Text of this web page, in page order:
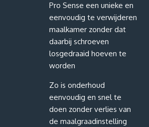
Pro Sense een unieke en
eenvoudig te verwijderen
maalkamer zonder dat
daarbij schroeven
losgedraaid hoeven te
worden
Zo is onderhoud
eenvoudig en snel te
doen zonder verlies van
de maalgraadinstelling